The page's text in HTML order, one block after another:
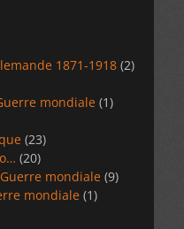
1871-1918 (2)
mondiale (1)
(23)
(20)
mondiale (9)
mondiale (1)